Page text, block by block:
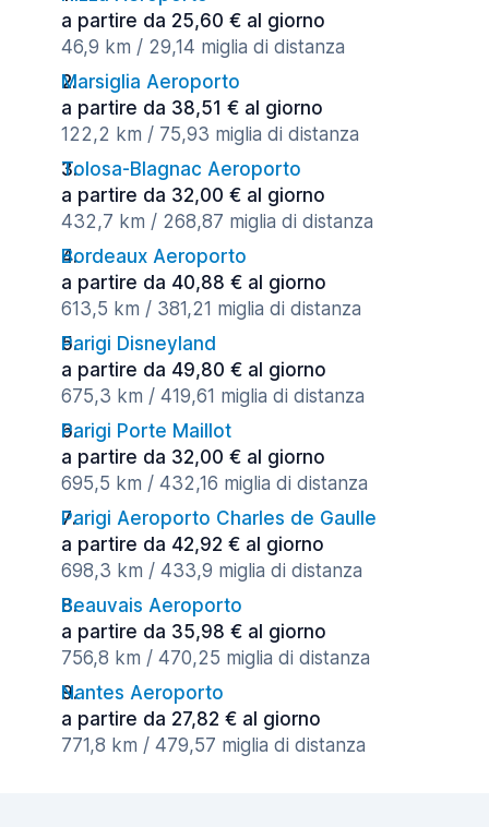
a partire da 25,60 € al giorno
46,9 km / 29,14 miglia di distanza
Marsiglia Aeroporto
a partire da 38,51 € al giorno
122,2 km / 75,93 miglia di distanza
Tolosa-Blagnac Aeroporto
a partire da 32,00 € al giorno
432,7 km / 268,87 miglia di distanza
Bordeaux Aeroporto
a partire da 40,88 € al giorno
613,5 km / 381,21 miglia di distanza
Parigi Disneyland
a partire da 49,80 € al giorno
675,3 km / 419,61 miglia di distanza
Parigi Porte Maillot
a partire da 32,00 € al giorno
695,5 km / 432,16 miglia di distanza
Parigi Aeroporto Charles de Gaulle
a partire da 42,92 € al giorno
698,3 km / 433,9 miglia di distanza
Beauvais Aeroporto
a partire da 35,98 € al giorno
756,8 km / 470,25 miglia di distanza
Nantes Aeroporto
a partire da 27,82 € al giorno
771,8 km / 479,57 miglia di distanza